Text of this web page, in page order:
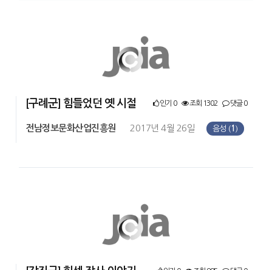
[구례군] 힘들었던 옛 시절 인기 0 조회 1302 댓글 0
전남정보문화산업진흥원 2017년 4월 26일 음성 (1 )